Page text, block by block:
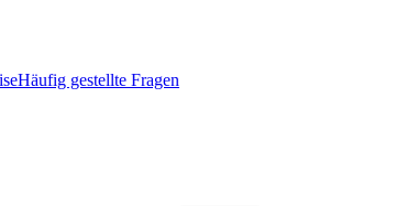
Häufig gestellte Fragen